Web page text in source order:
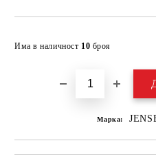
Има в наличност 10 броя
Марка: